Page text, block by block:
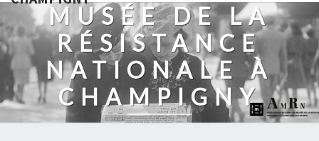
MUSÉE DE LA
RÉSISTANCE
NATIONALE À
CHAMPIGNY